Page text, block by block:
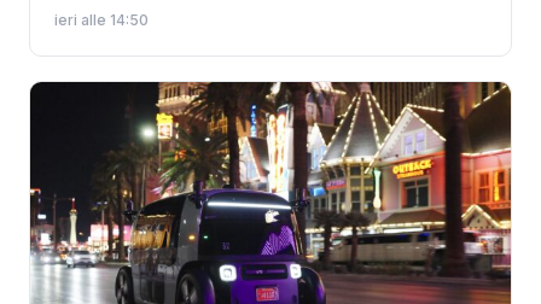
ieri alle 14:50